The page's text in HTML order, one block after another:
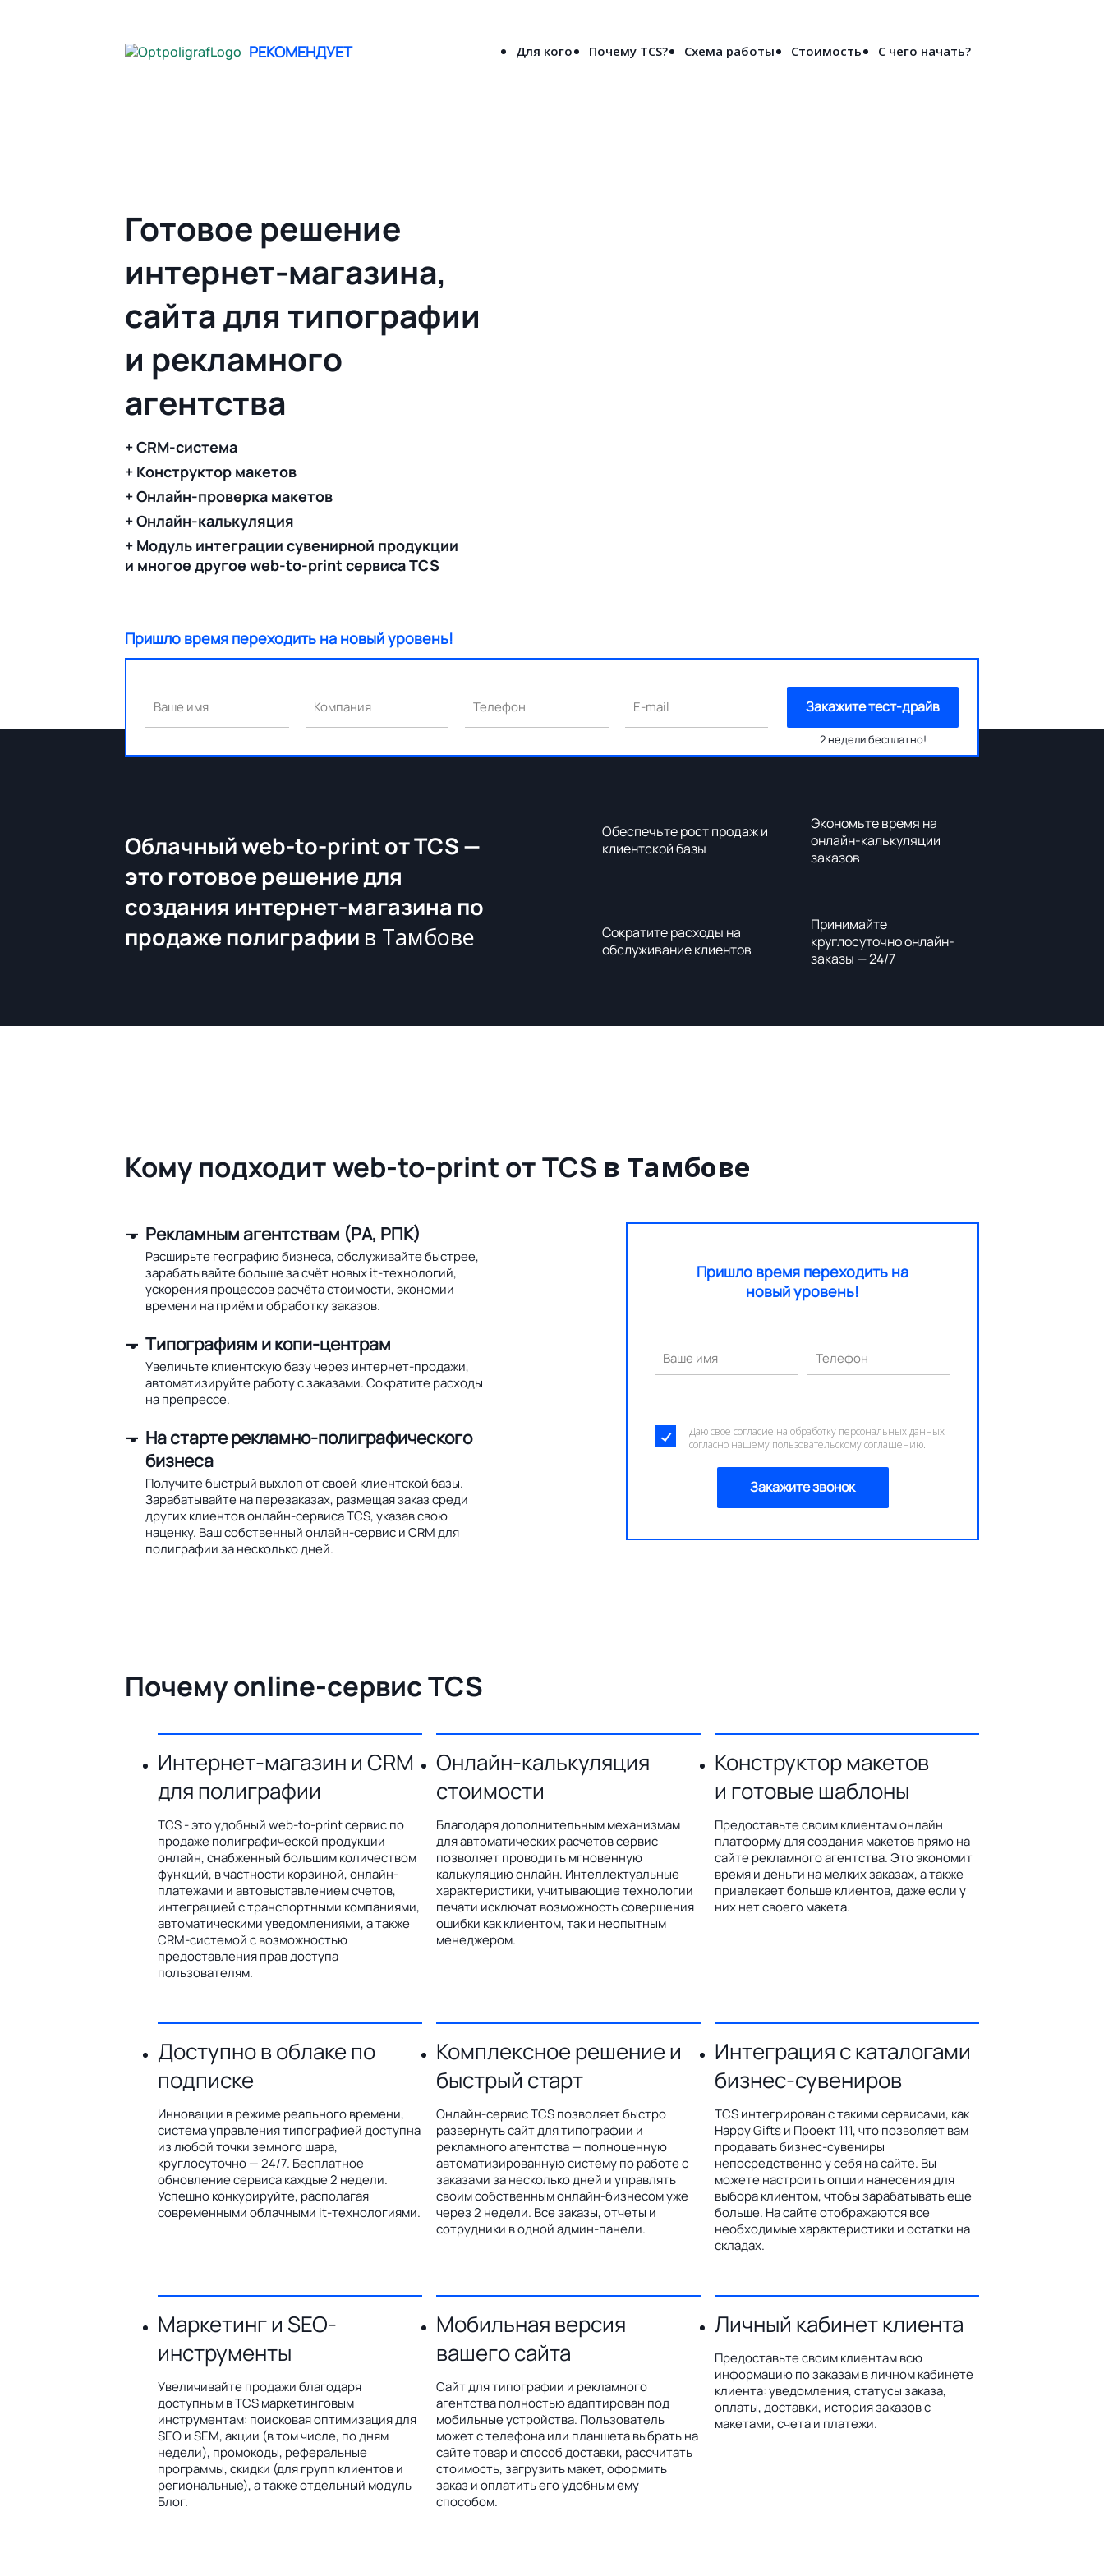
РЕКОМЕНДУЕТ Для кого Почему TCS? Схема работы Стоимость С чего начать?
Готовое решение
интернет-магазина,
сайта для типографии
и рекламного
агентства
+ CRM-система
+ Конструктор макетов
+ Онлайн-проверка макетов
+ Онлайн-калькуляция
+ Модуль интеграции сувенирной продукции
и многое другое web-to-print сервиса TCS
Пришло время переходить на новый уровень!
Ваше имя Компания Телефон E-mail Закажите тест-драйв
2 недели бесплатно!
Облачный web-to-print от TCS —
это готовое решение для
создания интернет-магазина по
продаже полиграфии в Тамбове
Обеспечьте рост продаж и
клиентской базы
Экономьте время на
онлайн-калькуляции
заказов
Сократите расходы на
обслуживание клиентов
Принимайте
круглосуточно онлайн-
заказы — 24/7
Кому подходит web-to-print от TCS в Тамбове
Рекламным агентствам (РА, РПК)
Расширьте географию бизнеса, обслуживайте быстрее,
зарабатывайте больше за счёт новых it-технологий,
ускорения процессов расчёта стоимости, экономии
времени на приём и обработку заказов.
Типографиям и копи-центрам
Увеличьте клиентскую базу через интернет-продажи,
автоматизируйте работу с заказами. Сократите расходы
на препрессе.
На старте рекламно-полиграфического
бизнеса
Получите быстрый выхлоп от своей клиентской базы.
Зарабатывайте на перезаказах, размещая заказ среди
других клиентов онлайн-сервиса TCS, указав свою
наценку. Ваш собственный онлайн-сервис и CRM для
полиграфии за несколько дней.
Пришло время переходить на
новый уровень!
Ваше имя Телефон
Даю свое согласие на обработку персональных данных
согласно нашему пользовательскому соглашению.
Закажите звонок
Почему online-сервис TCS
Интернет-магазин и CRM
для полиграфии
TCS - это удобный web-to-print сервис по
продаже полиграфической продукции
онлайн, снабженный большим количеством
функций, в частности корзиной, онлайн-
платежами и автовыставлением счетов,
интеграцией с транспортными компаниями,
автоматическими уведомлениями, а также
CRM-системой с возможностью
предоставления прав доступа
пользователям.
Онлайн-калькуляция
стоимости
Благодаря дополнительным механизмам
для автоматических расчетов сервис
позволяет проводить мгновенную
калькуляцию онлайн. Интеллектуальные
характеристики, учитывающие технологии
печати исключат возможность совершения
ошибки как клиентом, так и неопытным
менеджером.
Конструктор макетов
и готовые шаблоны
Предоставьте своим клиентам онлайн
платформу для создания макетов прямо на
сайте рекламного агентства. Это экономит
время и деньги на мелких заказах, а также
привлекает больше клиентов, даже если у
них нет своего макета.
Доступно в облаке по
подписке
Инновации в режиме реального времени,
система управления типографией доступна
из любой точки земного шара,
круглосуточно — 24/7. Бесплатное
обновление сервиса каждые 2 недели.
Успешно конкурируйте, располагая
современными облачными it-технологиями.
Комплексное решение и
быстрый старт
Онлайн-сервис TCS позволяет быстро
развернуть сайт для типографии и
рекламного агентства — полноценную
автоматизированную систему по работе с
заказами за несколько дней и управлять
своим собственным онлайн-бизнесом уже
через 2 недели. Все заказы, отчеты и
сотрудники в одной админ-панели.
Интеграция с каталогами
бизнес-сувениров
TCS интегрирован с такими сервисами, как
Happy Gifts и Проект 111, что позволяет вам
продавать бизнес-сувениры
непосредственно у себя на сайте. Вы
можете настроить опции нанесения для
выбора клиентом, чтобы зарабатывать еще
больше. На сайте отображаются все
необходимые характеристики и остатки на
складах.
Маркетинг и SEO-
инструменты
Увеличивайте продажи благодаря
доступным в TCS маркетинговым
инструментам: поисковая оптимизация для
SEO и SEM, акции (в том числе, по дням
недели), промокоды, реферальные
программы, скидки (для групп клиентов и
региональные), а также отдельный модуль
Блог.
Мобильная версия
вашего сайта
Сайт для типографии и рекламного
агентства полностью адаптирован под
мобильные устройства. Пользователь
может с телефона или планшета выбрать на
сайте товар и способ доставки, рассчитать
стоимость, загрузить макет, оформить
заказ и оплатить его удобным ему
способом.
Личный кабинет клиента
Предоставьте своим клиентам всю
информацию по заказам в личном кабинете
клиента: уведомления, статусы заказа,
оплаты, доставки, история заказов с
макетами, счета и платежи.